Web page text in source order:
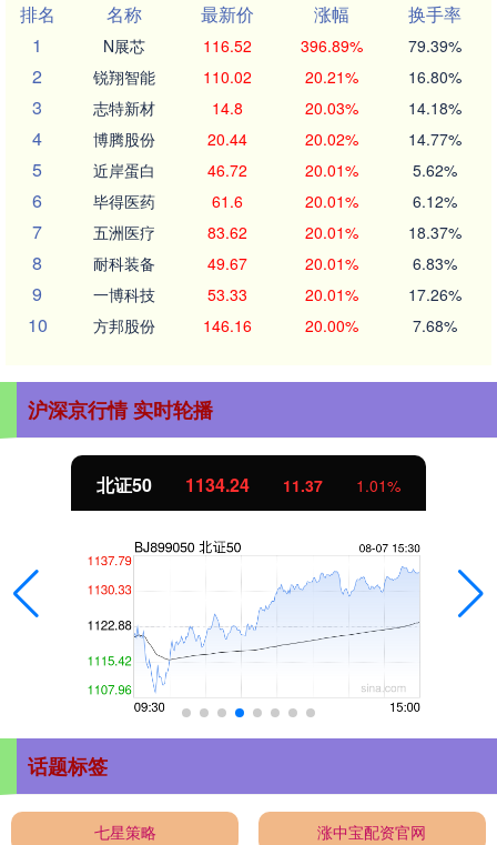
排名
名称 最新价 涨幅
换手率
1
N展芯 116.52 396.89% 79.39%
2 锐翔智能 110.02 20.21% 16.80%
3 志特新材 14.8 20.03% 14.18%
4 博腾股份 20.44 20.02% 14.77%
5 近岸蛋白 46.72 20.01% 5.62%
6 毕得医药 61.6 20.01% 6.12%
7 五洲医疗 83.62 20.01% 18.37%
8 耐科装备 49.67 20.01% 6.83%
9 一博科技 53.33 20.01% 17.26%
10 方邦股份 146.16 20.00% 7.68%
沪深京行情 实时轮播
北证50 1134.24 11.37 1.01%
话题标签
七星策略 涨中宝配资官网